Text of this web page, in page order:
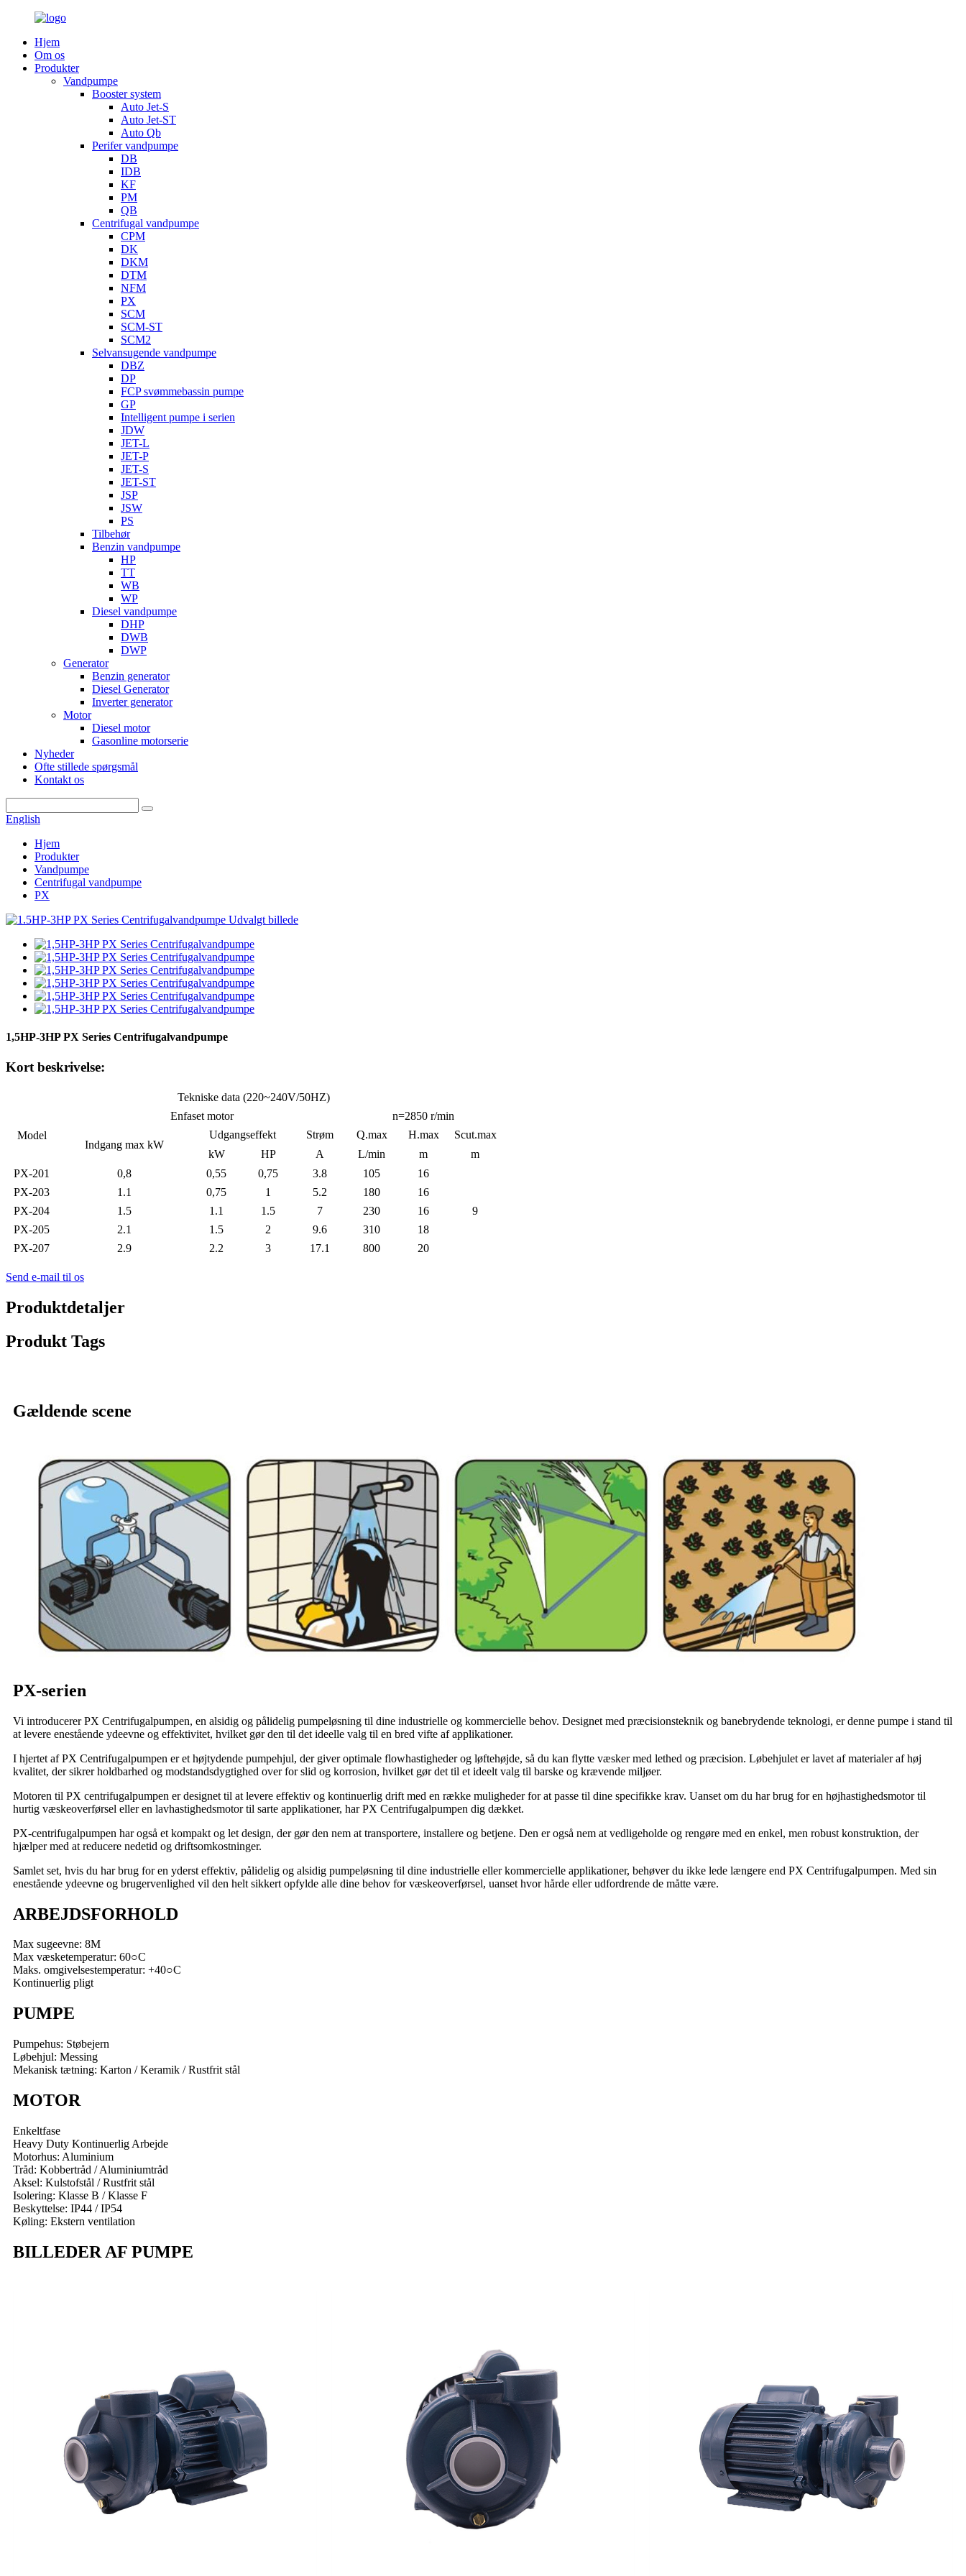
Hjem
Om os
Produkter
Vandpumpe
Booster system
Auto Jet-S
Auto Jet-ST
Auto Qb
Perifer vandpumpe
DB
IDB
KF
PM
QB
Centrifugal vandpumpe
CPM
DK
DKM
DTM
NFM
PX
SCM
SCM-ST
SCM2
Selvansugende vandpumpe
DBZ
DP
FCP svømmebassin pumpe
GP
Intelligent pumpe i serien
JDW
JET-L
JET-P
JET-S
JET-ST
JSP
JSW
PS
Tilbehør
Benzin vandpumpe
HP
TT
WB
WP
Diesel vandpumpe
DHP
DWB
DWP
Generator
Benzin generator
Diesel Generator
Inverter generator
Motor
Diesel motor
Gasonline motorserie
Nyheder
Ofte stillede spørgsmål
Kontakt os
English
Hjem
Produkter
Vandpumpe
Centrifugal vandpumpe
PX
1,5HP-3HP PX Series Centrifugalvandpumpe
Kort beskrivelse:
Tekniske data (220~240V/50HZ)
Model
Enfaset motor n=2850 r/min
Indgang max kW
Udgangseffekt Strøm Q.max H.max
Scut.max
kW
HP A L/min m
m
PX-201
0,8 0,55 0,75 3.8 105 16
9
PX-203 1.1 0,75 1 5.2 180
16
PX-204
1.5 1.1 1.5 7 230
16
PX-205
2.1 1.5 2 9.6 310
18
PX-207
2.9 2.2 3 17.1 800 20
Send e-mail til os
Produktdetaljer
Produkt Tags
Gældende scene
PX-serien
Vi introducerer PX Centrifugalpumpen, en alsidig og pålidelig pumpeløsning til dine industrielle og kommercielle behov. Designet med præcisionsteknik og banebrydende teknologi, er denne pumpe i stand til
at levere enestående ydeevne og effektivitet, hvilket gør den til det ideelle valg til en bred vifte af applikationer.
I hjertet af PX Centrifugalpumpen er et højtydende pumpehjul, der giver optimale flowhastigheder og løftehøjde, så du kan flytte væsker med lethed og præcision. Løbehjulet er lavet af materialer af høj
kvalitet, der sikrer holdbarhed og modstandsdygtighed over for slid og korrosion, hvilket gør det til et ideelt valg til barske og krævende miljøer.
Motoren til PX centrifugalpumpen er designet til at levere effektiv og kontinuerlig drift med en række muligheder for at passe til dine specifikke krav. Uanset om du har brug for en højhastighedsmotor til
hurtig væskeoverførsel eller en lavhastighedsmotor til sarte applikationer, har PX Centrifugalpumpen dig dækket.
PX-centrifugalpumpen har også et kompakt og let design, der gør den nem at transportere, installere og betjene. Den er også nem at vedligeholde og rengøre med en enkel, men robust konstruktion, der
hjælper med at reducere nedetid og driftsomkostninger.
Samlet set, hvis du har brug for en yderst effektiv, pålidelig og alsidig pumpeløsning til dine industrielle eller kommercielle applikationer, behøver du ikke lede længere end PX Centrifugalpumpen. Med sin
enestående ydeevne og brugervenlighed vil den helt sikkert opfylde alle dine behov for væskeoverførsel, uanset hvor hårde eller udfordrende de måtte være.
ARBEJDSFORHOLD
Max sugeevne: 8M
Max væsketemperatur: 60○C
Maks. omgivelsestemperatur: +40○C
Kontinuerlig pligt
PUMPE
Pumpehus: Støbejern
Løbehjul: Messing
Mekanisk tætning: Karton / Keramik / Rustfrit stål
MOTOR
Enkeltfase
Heavy Duty Kontinuerlig Arbejde
Motorhus: Aluminium
Tråd: Kobbertråd / Aluminiumtråd
Aksel: Kulstofstål / Rustfrit stål
Isolering: Klasse B / Klasse F
Beskyttelse: IP44 / IP54
Køling: Ekstern ventilation
BILLEDER AF PUMPE